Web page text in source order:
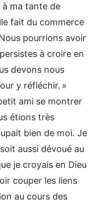
à ma tante de
fait du commerce
pourrions avoir
à croire en
devons nous
y réfléchir. »
ami se montrer
étions très
bien de moi. Je
aussi dévoué au
je croyais en Dieu
couper les liens
au cours des